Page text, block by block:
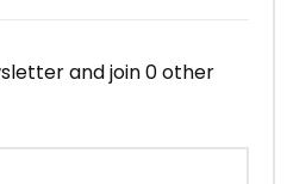
and join 0 other